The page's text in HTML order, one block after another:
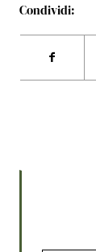
Condividi: